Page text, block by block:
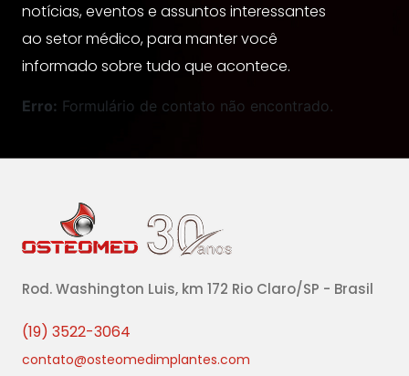
notícias, eventos e assuntos interessantes
ao setor médico, para manter você
informado sobre tudo que acontece.
Erro: Formulário de contato não encontrado.
Rod. Washington Luis, km 172 Rio Claro/SP - Brasil
(19) 3522-3064
contato@osteomedimplantes.com